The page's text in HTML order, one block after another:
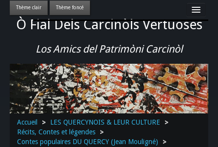
Ò Fial Dels Carcinòls Vertuoses
Los Amics del Patrimòni Carcinòl
Accueil
LES QUERCYNOIS & LEUR CULTURE
PATRIMOINE
GASTRONOMIE
ACTUALITE-CULTURE-EVENEMENTS LOCAUX
>>
Accueil > LES QUERCYNOIS & LEUR CULTURE
>
Récits, Contes et légendes
>
Contes populaires DU QUERCY (Jean Mouligné)
>